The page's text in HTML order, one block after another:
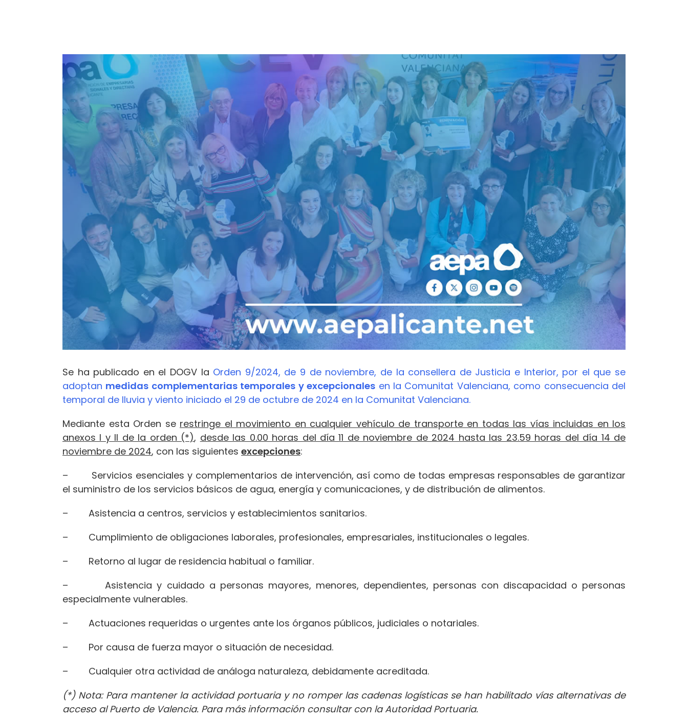
Se ha publicado en el DOGV la Orden 9/2024, de 9 de noviembre, de la consellera de Justicia e Interior, por el que se
adoptan medidas complementarias temporales y excepcionales en la Comunitat Valenciana, como consecuencia del
temporal de lluvia y viento iniciado el 29 de octubre de 2024 en la Comunitat Valenciana.
Mediante esta Orden se restringe el movimiento en cualquier vehículo de transporte en todas las vías incluidas en los
anexos I y II de la orden (*), desde las 0.00 horas del día 11 de noviembre de 2024 hasta las 23.59 horas del día 14 de
noviembre de 2024, con las siguientes excepciones:
– Servicios esenciales y complementarios de intervención, así como de todas empresas responsables de garantizar
el suministro de los servicios básicos de agua, energía y comunicaciones, y de distribución de alimentos.
– Asistencia a centros, servicios y establecimientos sanitarios.
– Cumplimiento de obligaciones laborales, profesionales, empresariales, institucionales o legales.
– Retorno al lugar de residencia habitual o familiar.
– Asistencia y cuidado a personas mayores, menores, dependientes, personas con discapacidad o personas
especialmente vulnerables.
– Actuaciones requeridas o urgentes ante los órganos públicos, judiciales o notariales.
– Por causa de fuerza mayor o situación de necesidad.
– Cualquier otra actividad de análoga naturaleza, debidamente acreditada.
(*) Nota: Para mantener la actividad portuaria y no romper las cadenas logísticas se han habilitado vías alternativas de
acceso al Puerto de Valencia. Para más información consultar con la Autoridad Portuaria.